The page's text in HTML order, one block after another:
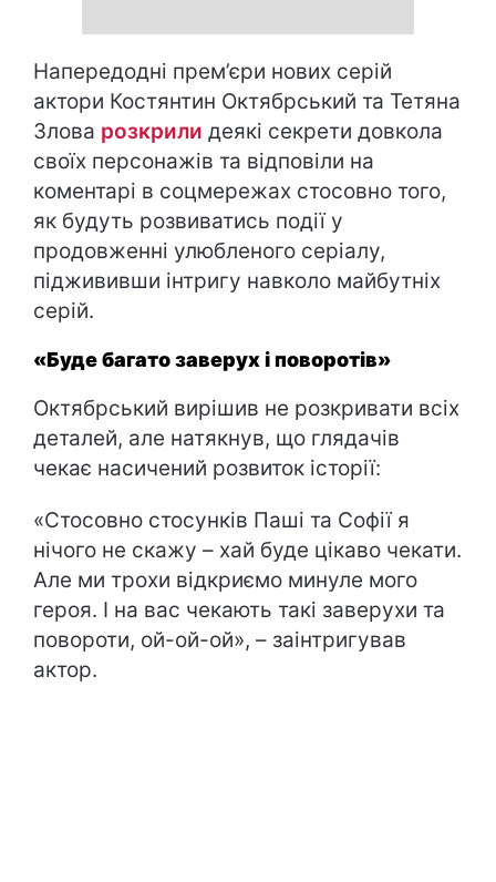
Напередодні прем’єри нових серій
актори Костянтин Октябрський та Тетяна
Злова розкрили деякі секрети довкола
своїх персонажів та відповіли на
коментарі в соцмережах стосовно того,
як будуть розвиватись події у
продовженні улюбленого серіалу,
піджививши інтригу навколо майбутніх
серій.
«Буде багато заверух і поворотів»
Октябрський вирішив не розкривати всіх
деталей, але натякнув, що глядачів
чекає насичений розвиток історії:
«Стосовно стосунків Паші та Софії я
нічого не скажу – хай буде цікаво чекати.
Але ми трохи відкриємо минуле мого
героя. І на вас чекають такі заверухи та
повороти, ой-ой-ой», – заінтригував
актор.